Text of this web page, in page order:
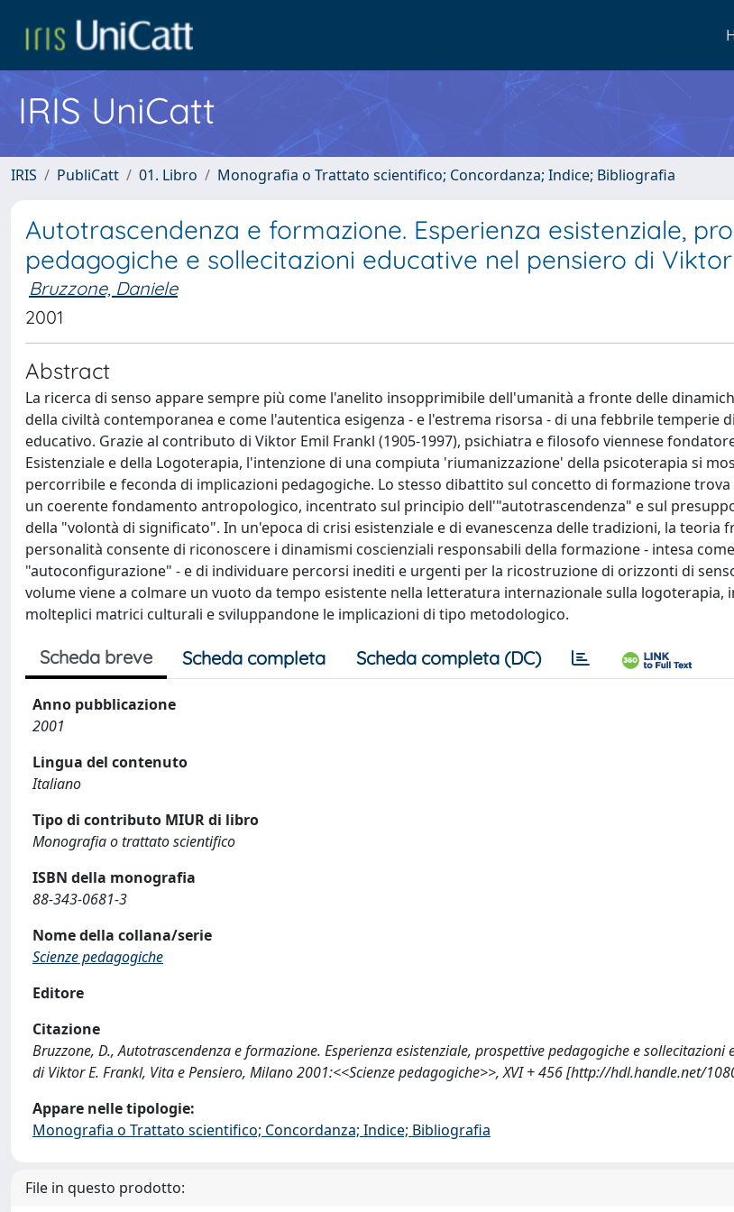
IRIS UniCatt
IRIS PubliCatt 01. Libro Monografia o Trattato scientifico; Concordanza; Indice; Bibliografia
Autotrascendenza e formazione. Esperienza esistenziale,
pedagogiche e sollecitazioni educative nel pensiero di Viktor
Bruzzone, Daniele
2001
Abstract
La ricerca di senso appare sempre più come l'anelito insopprimibile dell'umanità a fronte delle
della civiltà contemporanea e come l'autentica esigenza - e l'estrema risorsa - di una febbrile temperie
educativo. Grazie al contributo di Viktor Emil Frankl (1905-1997), psichiatra e filosofo viennese
Esistenziale e della Logoterapia, l'intenzione di una compiuta 'riumanizzazione' della psicoterapia si
percorribile e feconda di implicazioni pedagogiche. Lo stesso dibattito sul concetto di formazione
un coerente fondamento antropologico, incentrato sul principio dell'"autotrascendenza" e sul
della "volontà di significato". In un'epoca di crisi esistenziale e di evanescenza delle tradizioni, la teoria
personalità consente di riconoscere i dinamismi coscienziali responsabili della formazione - intesa come
"autoconfigurazione" - e di individuare percorsi inediti e urgenti per la ricostruzione di orizzonti di
volume viene a colmare un vuoto da tempo esistente nella letteratura internazionale sulla logoterapia,
molteplici matrici culturali e sviluppandone le implicazioni di tipo metodologico.
Scheda breve Scheda completa Scheda completa (DC)
Anno pubblicazione
2001
Lingua del contenuto
Italiano
Tipo di contributo MIUR di libro
Monografia o trattato scientifico
ISBN della monografia
88-343-0681-3
Nome della collana/serie
Scienze pedagogiche
Editore
Citazione
Bruzzone, D., Autotrascendenza e formazione. Esperienza esistenziale, prospettive pedagogiche e sollecitazioni
di Viktor E. Frankl, Vita e Pensiero, Milano 2001:<<Scienze pedagogiche>>, XVI + 456 [http://hdl.handle.net/
Appare nelle tipologie:
Monografia o Trattato scientifico; Concordanza; Indice; Bibliografia
File in questo prodotto: